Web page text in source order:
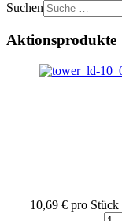
Suchen
Aktionsprodukte
10,69 € pro Stück